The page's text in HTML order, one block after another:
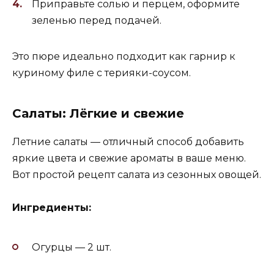
Приправьте солью и перцем, оформите
зеленью перед подачей.
Это пюре идеально подходит как гарнир к
куриному филе с терияки-соусом.
Салаты: Лёгкие и свежие
Летние салаты — отличный способ добавить
яркие цвета и свежие ароматы в ваше меню.
Вот простой рецепт салата из сезонных овощей.
Ингредиенты:
Огурцы — 2 шт.